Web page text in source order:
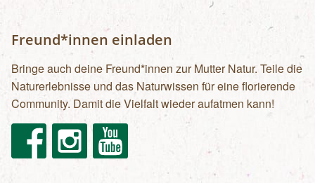
Freund*innen einladen
Bringe auch deine Freund*innen zur Mutter Natur. Teile die
Naturerlebnisse und das Naturwissen für eine florierende
Community. Damit die Vielfalt wieder aufatmen kann!
FacebookInstagram Youtube